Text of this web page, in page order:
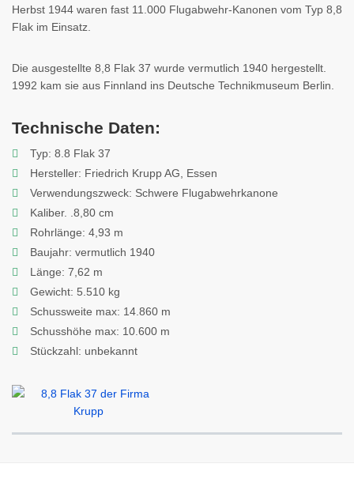
Herbst 1944 waren fast 11.000 Flugabwehr-Kanonen vom Typ 8,8
Flak im Einsatz.
Die ausgestellte 8,8 Flak 37 wurde vermutlich 1940 hergestellt.
1992 kam sie aus Finnland ins Deutsche Technikmuseum Berlin.
Technische Daten:
Typ: 8.8 Flak 37
Hersteller: Friedrich Krupp AG, Essen
Verwendungszweck: Schwere Flugabwehrkanone
Kaliber. .8,80 cm
Rohrlänge: 4,93 m
Baujahr: vermutlich 1940
Länge: 7,62 m
Gewicht: 5.510 kg
Schussweite max: 14.860 m
Schusshöhe max: 10.600 m
Stückzahl: unbekannt